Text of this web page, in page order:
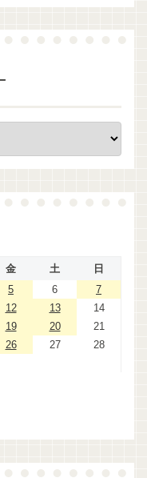
金 土
日
5 6
7
12 13
14
19 20
21
26 27
28